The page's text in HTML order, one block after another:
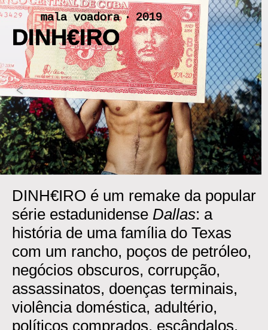
Skip
to
content
< >
mala voadora ‧ 2019
DINH€IRO
DINH€IRO é um remake da popular
série estadunidense Dallas: a
história de uma família do Texas
com um rancho, poços de petróleo,
negócios obscuros, corrupção,
assassinatos, doenças terminais,
violência doméstica, adultério,
políticos comprados, escândalos.